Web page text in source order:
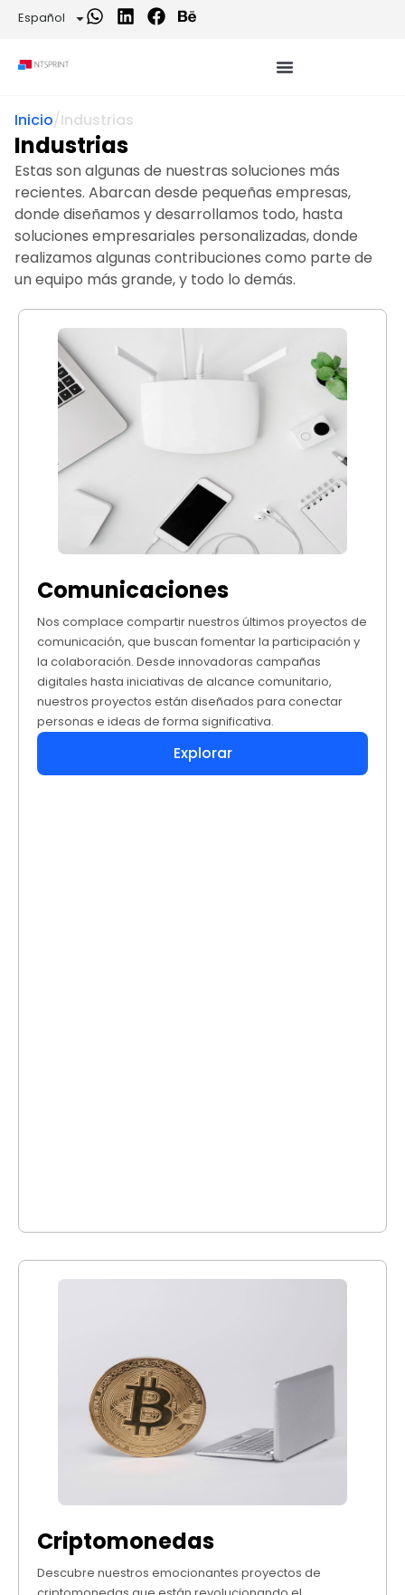
Español
Inicio/Industrias
Industrias
Estas son algunas de nuestras soluciones más
recientes. Abarcan desde pequeñas empresas,
donde diseñamos y desarrollamos todo, hasta
soluciones empresariales personalizadas, donde
realizamos algunas contribuciones como parte de
un equipo más grande, y todo lo demás.
Comunicaciones
Nos complace compartir nuestros últimos proyectos de
comunicación, que buscan fomentar la participación y
la colaboración. Desde innovadoras campañas
digitales hasta iniciativas de alcance comunitario,
nuestros proyectos están diseñados para conectar
personas e ideas de forma significativa.
Explorar
Criptomonedas
Descubre nuestros emocionantes proyectos de